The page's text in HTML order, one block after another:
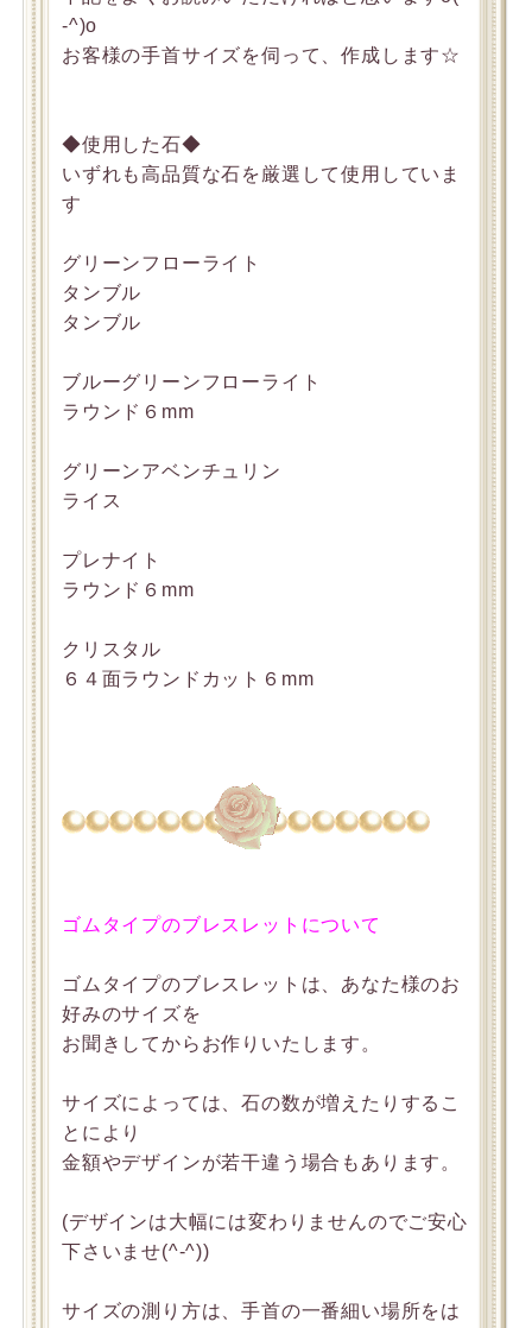
-^)o
お客様の手首サイズを伺って、作成します☆
◆使用した石◆
いずれも高品質な石を厳選して使用していま
す
グリーンフローライト
タンブル
タンブル
ブルーグリーンフローライト
ラウンド６mm
グリーンアベンチュリン
ライス
プレナイト
ラウンド６mm
クリスタル
６４面ラウンドカット６mm
ゴムタイプのブレスレットについて
ゴムタイプのブレスレットは、あなた様のお
好みのサイズを
お聞きしてからお作りいたします。
サイズによっては、石の数が増えたりするこ
とにより
金額やデザインが若干違う場合もあります。
(デザインは大幅には変わりませんのでご安心
下さいませ(^-^))
サイズの測り方は、手首の一番細い場所をは